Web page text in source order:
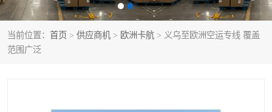
当前位置： 首页 > 供应商机 > 欧洲卡航 > 义乌至欧洲空运专线 覆盖
范围广泛
门 到门
墨西哥海运/空运-双清到
门